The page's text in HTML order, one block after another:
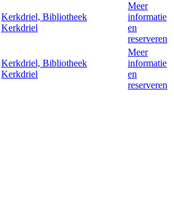
Kerkdriel, Bibliotheek
Kerkdriel
Meer
informatie
en
reserveren
Kerkdriel, Bibliotheek
Kerkdriel
Meer
informatie
en
reserveren